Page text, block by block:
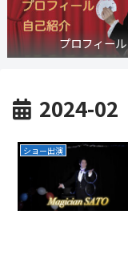
プロフィール
2024-02
ショー出演